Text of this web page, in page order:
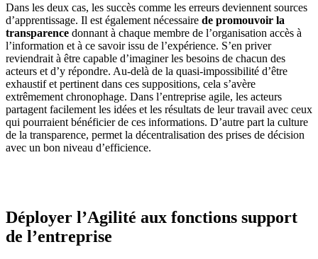
Dans les deux cas, les succès comme les erreurs deviennent sources
d’apprentissage. Il est également nécessaire de promouvoir la
transparence donnant à chaque membre de l’organisation accès à
l’information et à ce savoir issu de l’expérience. S’en priver
reviendrait à être capable d’imaginer les besoins de chacun des
acteurs et d’y répondre. Au-delà de la quasi-impossibilité d’être
exhaustif et pertinent dans ces suppositions, cela s’avère
extrêmement chronophage. Dans l’entreprise agile, les acteurs
partagent facilement les idées et les résultats de leur travail avec ceux
qui pourraient bénéficier de ces informations. D’autre part la culture
de la transparence, permet la décentralisation des prises de décision
avec un bon niveau d’efficience.
Déployer l’Agilité aux fonctions support
de l’entreprise